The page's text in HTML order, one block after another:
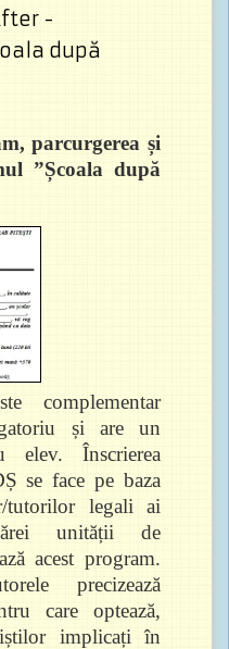
-
după
parcurgerea și
”Școala după
complementar
și are un
elev. Înscrierea
se face pe baza
tutorilor legali ai
unității de
acest program.
precizează
care optează,
implicați în